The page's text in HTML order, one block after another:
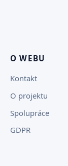
O WEBU
Kontakt
O projektu
Spolupráce
GDPR